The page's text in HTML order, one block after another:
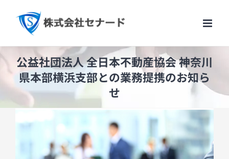
content
公益社団法人 全日本不動産協会 神奈川
県本部横浜支部との業務提携のお知ら
せ